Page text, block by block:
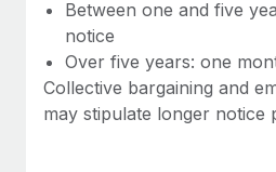
Hoe Phiture 55
beheert met Remote
Phiture, een toonaangevende
Between one and five
notice
Over five years: one
Collective bargaining and
may stipulate longer notice